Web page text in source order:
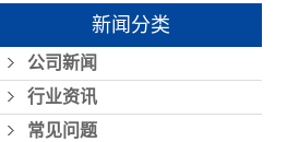
新闻分类
公司新闻
行业资讯
常见问题